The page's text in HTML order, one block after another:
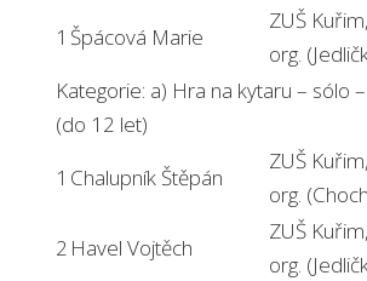
1 Špácová Marie
ZUŠ
org.
Kategorie: a) Hra na kytaru – sólo
(do 12 let)
1 Chalupník Štěpán
ZUŠ
org.
2 Havel Vojtěch
ZUŠ
org.